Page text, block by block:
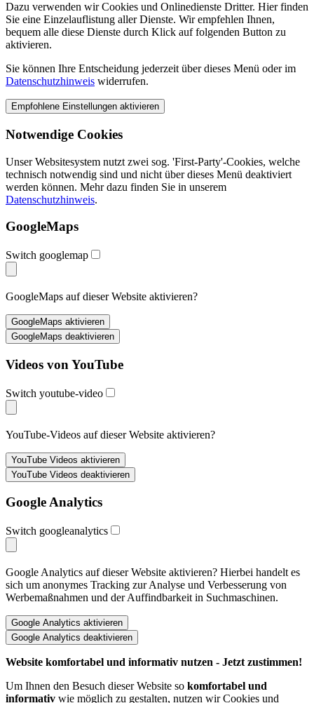
Dazu verwenden wir Cookies und Onlinedienste Dritter. Hier finden
Sie eine Einzelauflistung aller Dienste. Wir empfehlen Ihnen,
bequem alle diese Dienste durch Klick auf folgenden Button zu
aktivieren.
Sie können Ihre Entscheidung jederzeit über dieses Menü oder im
Datenschutzhinweis widerrufen.
Notwendige Cookies
Unser Websitesystem nutzt zwei sog. 'First-Party'-Cookies, welche
technisch notwendig sind und nicht über dieses Menü deaktiviert
werden können. Mehr dazu finden Sie in unserem
Datenschutzhinweis.
GoogleMaps
Switch googlemap
GoogleMaps auf dieser Website aktivieren?
Videos von YouTube
Switch youtube-video
YouTube-Videos auf dieser Website aktivieren?
Google Analytics
Switch googleanalytics
Google Analytics auf dieser Website aktivieren? Hierbei handelt es
sich um anonymes Tracking zur Analyse und Verbesserung von
Werbemaßnahmen und der Auffindbarkeit in Suchmaschinen.
Website komfortabel und informativ nutzen - Jetzt zustimmen!
Um Ihnen den Besuch dieser Website so komfortabel und
informativ wie möglich zu gestalten, nutzen wir Cookies und